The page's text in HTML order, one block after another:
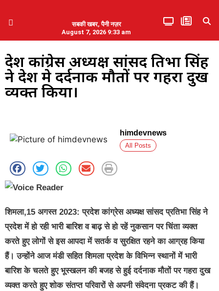
सबकी खबर, पैनी नज़र
August 7, 2026 9:33 am
प्रदेश कांग्रेस अध्यक्ष सांसद प्रतिभा सिंह
ने प्रदेश मे दर्दनाक मौतों पर गहरा दुख
व्यक्त किया।
himdevnews
All Posts
शिमला,15 अगस्त 2023: प्रदेश कांग्रेस अध्यक्ष सांसद प्रतिभा सिंह ने
प्रदेश में हो रही भारी बारिश व बाढ़ से हो रहें नुकसान पर चिंता व्यक्त
करते हुए लोगों से इस आपदा में सतर्क व सुरक्षित रहने का आग्रह किया
हैं। उन्होंने आज मंडी सहित शिमला प्रदेश के विभिन्न स्थानों में भारी
बारिश के चलते हुए भूस्खलन की बजह से हुई दर्दनाक मौतों पर गहरा दुख
व्यक्त करते हुए शोक संतप्त परिवारों से अपनी संवेदना प्रकट की हैं।